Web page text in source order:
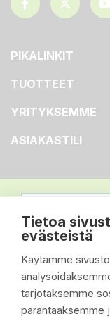
Tietoa
evästeistä
Käytämme
tarjotaksemme
parantaaksemme
PIKALINKIT
TUOTTEET
YRITYKSEMME
ASIAKASTILI